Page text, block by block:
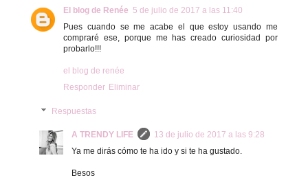
El blog de Renée 5 de julio de 2017 a las 11:40
Pues cuando se me acabe el que estoy usando me
compraré ese, porque me has creado curiosidad por
probarlo!!!
el blog de renée
Responder Eliminar
Respuestas
A TRENDY LIFE
13 de julio de 2017 a las 9:28
Ya me dirás cómo te ha ido y si te ha gustado.
Besos